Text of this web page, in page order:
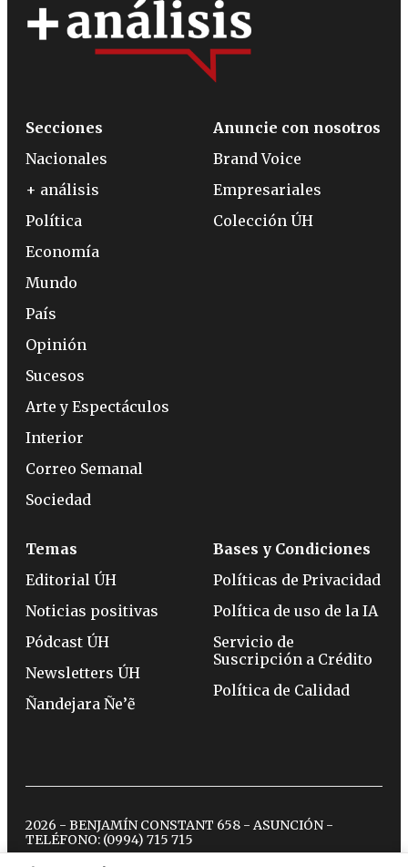
Secciones
Nacionales
+ análisis
Política
Economía
Mundo
País
Opinión
Sucesos
Arte y Espectáculos
Interior
Correo Semanal
Sociedad
Anuncie con nosotros
Brand Voice
Empresariales
Colección ÚH
Temas
Editorial ÚH
Noticias positivas
Pódcast ÚH
Newsletters ÚH
Ñandejara Ñe’ẽ
Bases y Condiciones
Políticas de Privacidad
Política de uso de la IA
Servicio de
Suscripción a Crédito
Política de Calidad
2026 - BENJAMÍN CONSTANT 658 - ASUNCIÓN -
TELÉFONO: (0994) 715 715